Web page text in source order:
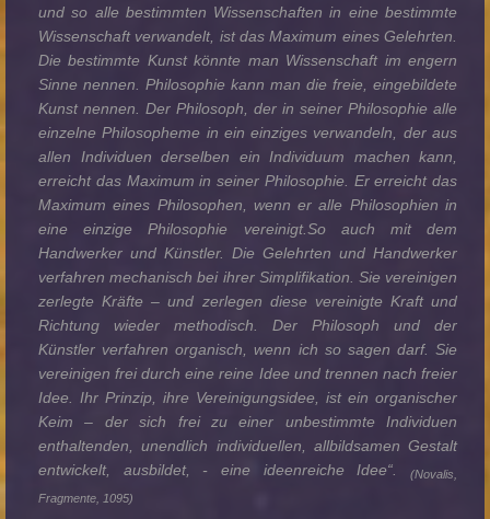
und so alle bestimmten Wissenschaften in eine bestimmte
Wissenschaft verwandelt, ist das Maximum eines Gelehrten.
Die bestimmte Kunst könnte man Wissenschaft im engern
Sinne nennen. Philosophie kann man die freie, eingebildete
Kunst nennen. Der Philosoph, der in seiner Philosophie alle
einzelne Philosopheme in ein einziges verwandeln, der aus
allen Individuen derselben ein Individuum machen kann,
erreicht das Maximum in seiner Philosophie. Er erreicht das
Maximum eines Philosophen, wenn er alle Philosophien in
eine einzige Philosophie vereinigt.So auch mit dem
Handwerker und Künstler. Die Gelehrten und Handwerker
verfahren mechanisch bei ihrer Simplifikation. Sie vereinigen
zerlegte Kräfte – und zerlegen diese vereinigte Kraft und
Richtung wieder methodisch. Der Philosoph und der
Künstler verfahren organisch, wenn ich so sagen darf. Sie
vereinigen frei durch eine reine Idee und trennen nach freier
Idee. Ihr Prinzip, ihre Vereinigungsidee, ist ein organischer
Keim – der sich frei zu einer unbestimmte Individuen
enthaltenden, unendlich individuellen, allbildsamen Gestalt
entwickelt, ausbildet, - eine ideenreiche Idee“.
(Novalis,
Fragmente, 1095)